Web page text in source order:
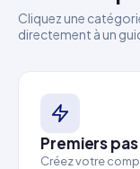
Cliquez une
directement à un
Premiers pas
Créez votre